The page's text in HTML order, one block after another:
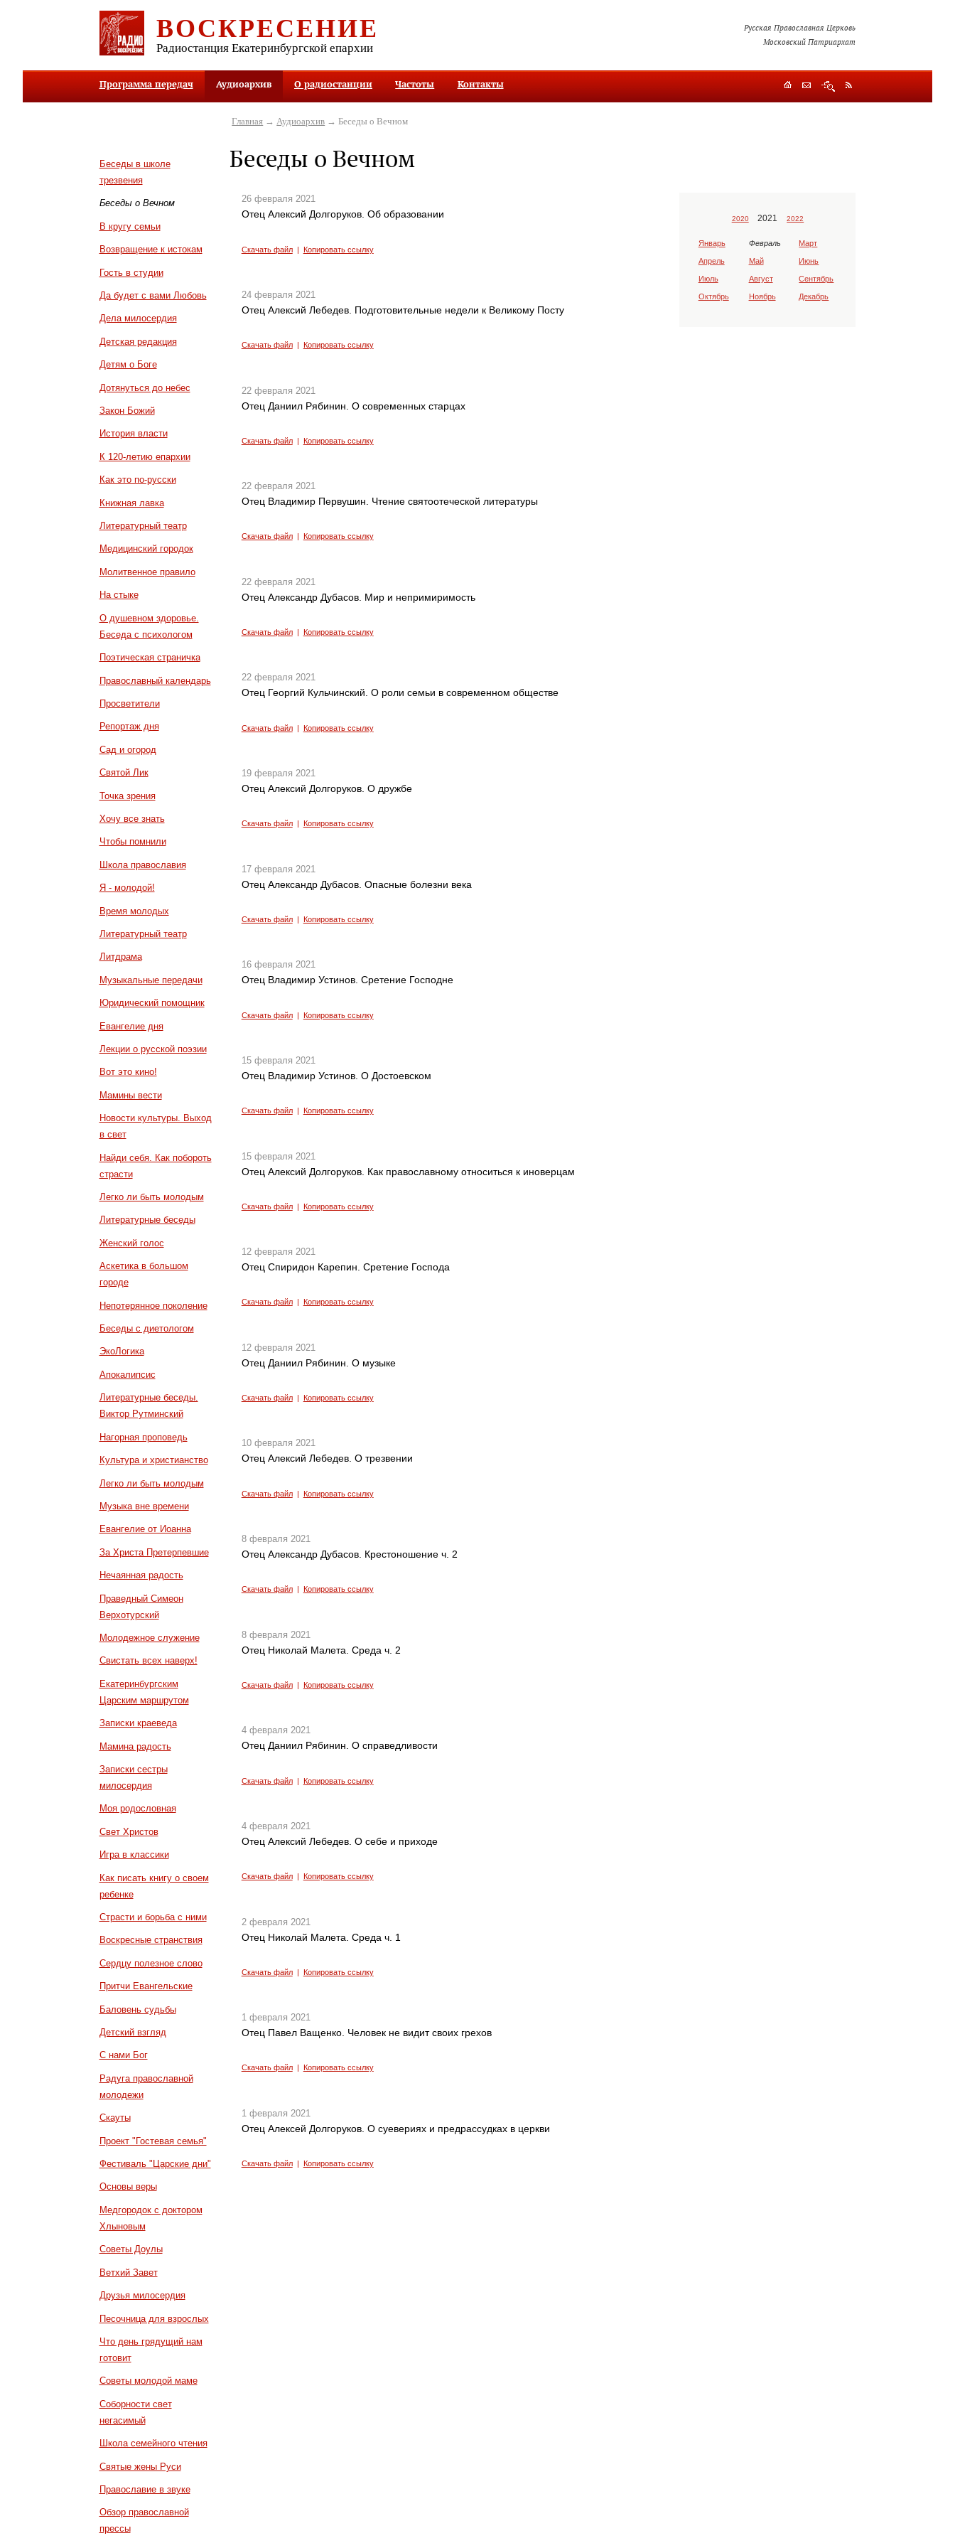
ВОСКРЕСЕНИЕ
Радиостанция Екатеринбургской епархии
Русская Православная Церковь
Московский Патриархат
Программа передач Аудиоархив О радиостанции Частоты Контакты
Беседы в школе
трезвения
Беседы о Вечном
В кругу семьи
Возвращение к истокам
Гость в студии
Да будет с вами Любовь
Дела милосердия
Детская редакция
Детям о Боге
Дотянуться до небес
Закон Божий
История власти
К 120-летию епархии
Как это по-русски
Книжная лавка
Литературный театр
Медицинский городок
Молитвенное правило
На стыке
О душевном здоровье.
Беседа с психологом
Поэтическая страничка
Православный календарь
Просветители
Репортаж дня
Сад и огород
Святой Лик
Точка зрения
Хочу все знать
Чтобы помнили
Школа православия
Я - молодой!
Время молодых
Литературный театр
Литдрама
Музыкальные передачи
Юридический помощник
Евангелие дня
Лекции о русской поэзии
Вот это кино!
Мамины вести
Новости культуры. Выход
в свет
Найди себя. Как побороть
страсти
Легко ли быть молодым
Литературные беседы
Женский голос
Аскетика в большом
городе
Непотерянное поколение
Беседы с диетологом
ЭкоЛогика
Апокалипсис
Литературные беседы.
Виктор Рутминский
Нагорная проповедь
Культура и христианство
Легко ли быть молодым
Музыка вне времени
Евангелие от Иоанна
За Христа Претерпевшие
Нечаянная радость
Праведный Симеон
Верхотурский
Молодежное служение
Свистать всех наверх!
Екатеринбургским
Царским маршрутом
Записки краеведа
Мамина радость
Записки сестры
милосердия
Моя родословная
Свет Христов
Игра в классики
Как писать книгу о своем
ребенке
Страсти и борьба с ними
Воскресные странствия
Сердцу полезное слово
Притчи Евангельские
Баловень судьбы
Детский взгляд
С нами Бог
Радуга православной
молодежи
Скауты
Проект "Гостевая семья"
Фестиваль "Царские дни"
Основы веры
Медгородок с доктором
Хлыновым
Советы Доулы
Ветхий Завет
Друзья милосердия
Песочница для взрослых
Что день грядущий нам
готовит
Советы молодой маме
Соборности свет
негасимый
Школа семейного чтения
Святые жены Руси
Православие в звуке
Обзор православной
прессы
Главная → Аудиоархив → Беседы о Вечном
Беседы о Вечном
26 февраля 2021
Отец Алексий Долгоруков. Об образовании
Скачать файл| Копировать ссылку
24 февраля 2021
Отец Алексий Лебедев. Подготовительные недели к Великому Посту
Скачать файл| Копировать ссылку
22 февраля 2021
Отец Даниил Рябинин. О современных старцах
Скачать файл| Копировать ссылку
22 февраля 2021
Отец Владимир Первушин. Чтение святоотеческой литературы
Скачать файл| Копировать ссылку
22 февраля 2021
Отец Александр Дубасов. Мир и непримиримость
Скачать файл| Копировать ссылку
22 февраля 2021
Отец Георгий Кульчинский. О роли семьи в современном обществе
Скачать файл| Копировать ссылку
19 февраля 2021
Отец Алексий Долгоруков. О дружбе
Скачать файл| Копировать ссылку
17 февраля 2021
Отец Александр Дубасов. Опасные болезни века
Скачать файл| Копировать ссылку
16 февраля 2021
Отец Владимир Устинов. Сретение Господне
Скачать файл| Копировать ссылку
15 февраля 2021
Отец Владимир Устинов. О Достоевском
Скачать файл| Копировать ссылку
15 февраля 2021
Отец Алексий Долгоруков. Как православному относиться к иноверцам
Скачать файл| Копировать ссылку
12 февраля 2021
Отец Спиридон Карепин. Сретение Господа
Скачать файл| Копировать ссылку
12 февраля 2021
Отец Даниил Рябинин. О музыке
Скачать файл| Копировать ссылку
10 февраля 2021
Отец Алексий Лебедев. О трезвении
Скачать файл| Копировать ссылку
8 февраля 2021
Отец Александр Дубасов. Крестоношение ч. 2
Скачать файл| Копировать ссылку
8 февраля 2021
Отец Николай Малета. Среда ч. 2
Скачать файл| Копировать ссылку
4 февраля 2021
Отец Даниил Рябинин. О справедливости
Скачать файл| Копировать ссылку
4 февраля 2021
Отец Алексий Лебедев. О себе и приходе
Скачать файл| Копировать ссылку
2 февраля 2021
Отец Николай Малета. Среда ч. 1
Скачать файл| Копировать ссылку
1 февраля 2021
Отец Павел Ващенко. Человек не видит своих грехов
Скачать файл| Копировать ссылку
1 февраля 2021
Отец Алексей Долгоруков. О суевериях и предрассудках в церкви
Скачать файл| Копировать ссылку
2020 2021 2022
Январь Февраль Март
Апрель Май Июнь
Июль Август Сентябрь
Октябрь Ноябрь Декабрь